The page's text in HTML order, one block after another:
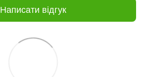
Написати відгук